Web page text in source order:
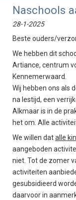
Naschools
28-1-2025
Beste ouders/
We hebben dit
Artiance, centrum
Kennemerwaard.
Wij hebben ons als
na lestijd, een
Alkmaar is in de
het om. Alle
We willen datalle
aangeboden
niet. Tot de zomer
activiteiten
gesubsidieerd
daarvoor in